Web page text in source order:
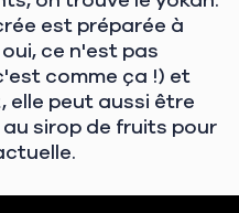
est préparée à
ce n'est pas
comme ça !) et
elle peut aussi être
sirop de fruits pour